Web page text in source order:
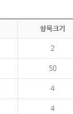
항목크기
2
50
4
4